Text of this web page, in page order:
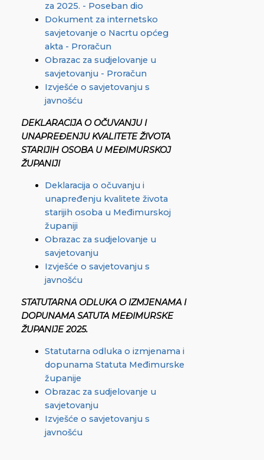
za 2025. - Poseban dio
Dokument za internetsko
savjetovanje o Nacrtu općeg
akta - Proračun
Obrazac za sudjelovanje u
savjetovanju - Proračun
Izvješće o savjetovanju s
javnošću
DEKLARACIJA O OČUVANJU I
UNAPREĐENJU KVALITETE ŽIVOTA
STARIJIH OSOBA U MEĐIMURSKOJ
ŽUPANIJI
Deklaracija o očuvanju i
unapređenju kvalitete života
starijih osoba u Međimurskoj
županiji
Obrazac za sudjelovanje u
savjetovanju
Izvješće o savjetovanju s
javnošću
STATUTARNA ODLUKA O IZMJENAMA I
DOPUNAMA SATUTA MEĐIMURSKE
ŽUPANIJE 2025.
Statutarna odluka o izmjenama i
dopunama Statuta Međimurske
županije
Obrazac za sudjelovanje u
savjetovanju
Izvješće o savjetovanju s
javnošću